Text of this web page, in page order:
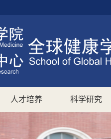
人才培养 科学研究